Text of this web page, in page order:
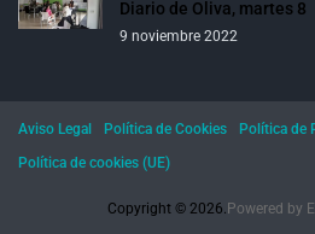
Diario de Oliva, martes 8
9 noviembre 2022
Copyright © 2026. Powered by
Aviso Legal Política de Cookies
Política de
Política de cookies (UE)